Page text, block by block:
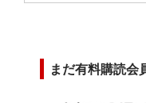
まだ有料購読会